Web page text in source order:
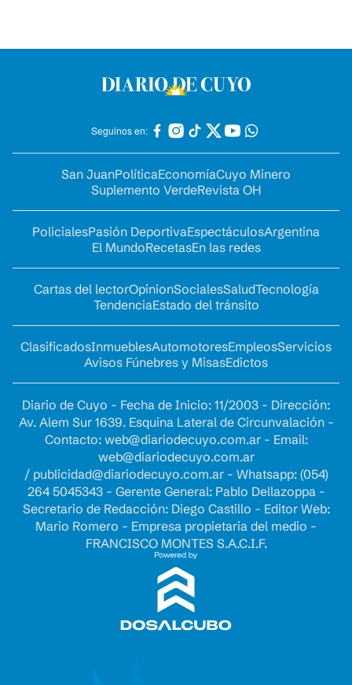
Seguinos en:
San JuanPolíticaEconomíaCuyo Minero
Suplemento VerdeRevista OH
PolicialesPasión DeportivaEspectáculosArgentina
El MundoRecetasEn las redes
Cartas del lectorOpinionSocialesSaludTecnología
TendenciaEstado del tránsito
ClasificadosInmueblesAutomotoresEmpleosServicios
Avisos Fúnebres y MisasEdictos
Diario de Cuyo - Fecha de Inicio: 11/2003 - Dirección:
Av. Alem Sur 1639. Esquina Lateral de Circunvalación -
Contacto: web@diariodecuyo.com.ar- Email:
web@diariodecuyo.com.ar
/ publicidad@diariodecuyo.com.ar- Whatsapp: (054)
264 5045343 - Gerente General: Pablo Dellazoppa -
Secretario de Redacción: Diego Castillo - Editor Web:
Mario Romero - Empresa propietaria del medio -
FRANCISCO MONTES S.A.C.I.F.